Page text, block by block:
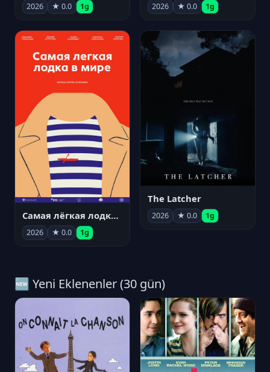
2026 ★ 0.0 1g 2026 ★ 0.0 1g
Самая лёгкая лодка в мире
2026 ★ 0.0 1g
The Latcher
2026 ★ 0.0 1g
🆕 Yeni Eklenenler (30 gün)